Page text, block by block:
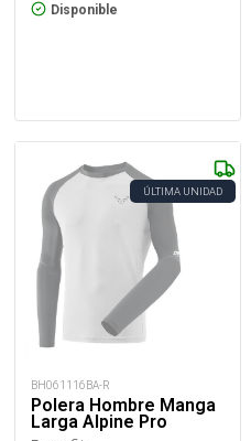
Disponible
ÚLTIMA UNIDAD
BH061116BA-R
Polera Hombre Manga
Larga Alpine Pro